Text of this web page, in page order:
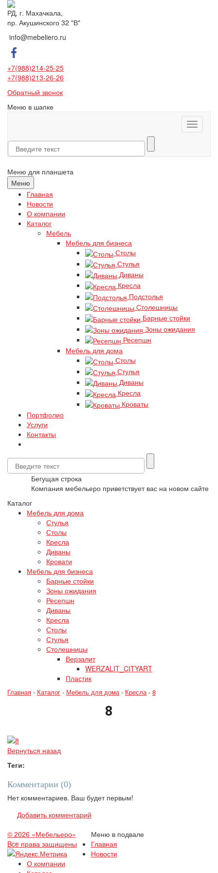
РД, г. Махачкала,
пр. Акушинского 32 "В"
info@mebeliero.ru
+7(988)214-25-25
+7(988)213-26-26
Обратный звонок
Меню в шапке
Toggle
Меню для планшета
Меню
Главная
Новости
О компании
Каталог
Мебель
Мебель для бизнеса
Столы
Стулья
Диваны
Кресла
Подстолья
Столешницы
Барные стойки
Зоны ожидания
Ресепшн
Мебель для дома
Столы
Стулья
Диваны
Кресла
Кроваты
Портфолио
Услуги
Контакты
Бегущая строка
Компания мебельеро приветствует вас на новом сайте !!!
Каталог
Мебель для дома
Стулья
Столы
Кресла
Диваны
Кровати
Мебель для бизнеса
Барные стойки
Зоны ожидания
Ресепшн
Диваны
Кресла
Столы
Стулья
Столешницы
Верзалит
WERZALIT_CITYART
Пластик
Главная - Каталог - Мебель для дома- Кресла- 8
8
Вернуться назад
Теги:
Комментарии (0)
Нет комментариев. Ваш будет первым!
Добавить комментарий
© 2026 «Мебельеро»
Bce права защищены
Меню в подвале
Главная
Новости
О компании